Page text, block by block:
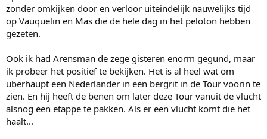
zonder omkijken door en verloor uiteindelijk nauwelijks tijd
op Vauquelin en Mas die de hele dag in het peloton hebben
gezeten.
Ook ik had Arensman de zege gisteren enorm gegund, maar
ik probeer het positief te bekijken. Het is al heel wat om
überhaupt een Nederlander in een bergrit in de Tour voorin te
zien. En hij heeft de benen om later deze Tour vanuit de vlucht
alsnog een etappe te pakken. Als er een vlucht komt die het
haalt...